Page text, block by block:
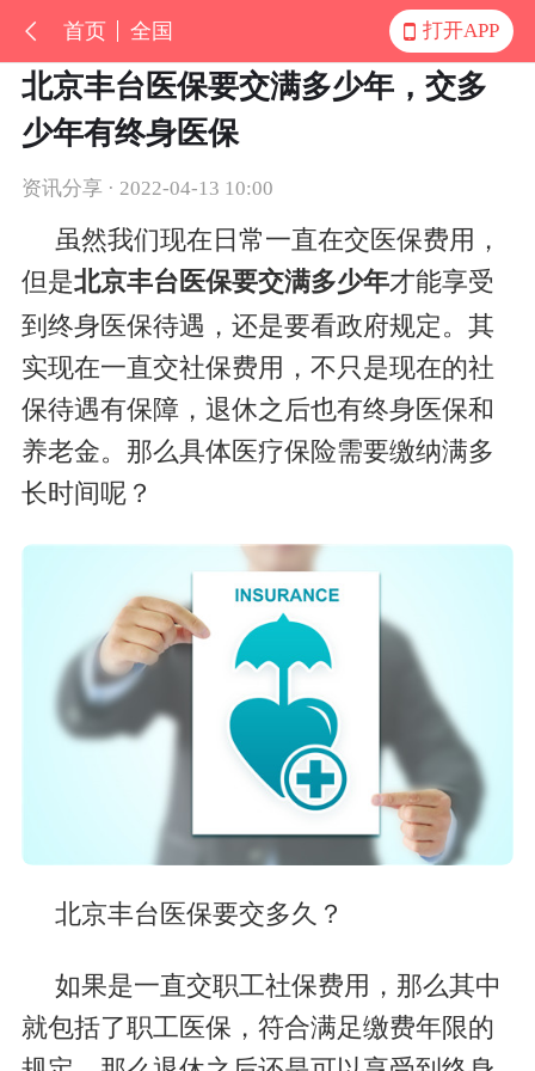
首页 全国 打开APP
北京丰台医保要交满多少年，交多
少年有终身医保
资讯分享 · 2022-04-13 10:00
虽然我们现在日常一直在交医保费用，
但是北京丰台医保要交满多少年才能享受
到终身医保待遇，还是要看政府规定。其
实现在一直交社保费用，不只是现在的社
保待遇有保障，退休之后也有终身医保和
养老金。那么具体医疗保险需要缴纳满多
长时间呢？
北京丰台医保要交多久？
如果是一直交职工社保费用，那么其中
就包括了职工医保，符合满足缴费年限的